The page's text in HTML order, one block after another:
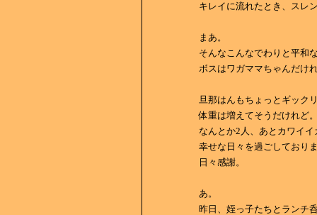
キレイに流れたとき、スレ
まあ。
そんなこんなでわりと平和
ボスはワガママちゃんだけ
旦那はんもちょっとギック
体重は増えてそうだけれど
なんとか2人、あとカワイ
幸せな日々を過ごしており
日々感謝。
あ。
昨日、姪っ子たちとランチ